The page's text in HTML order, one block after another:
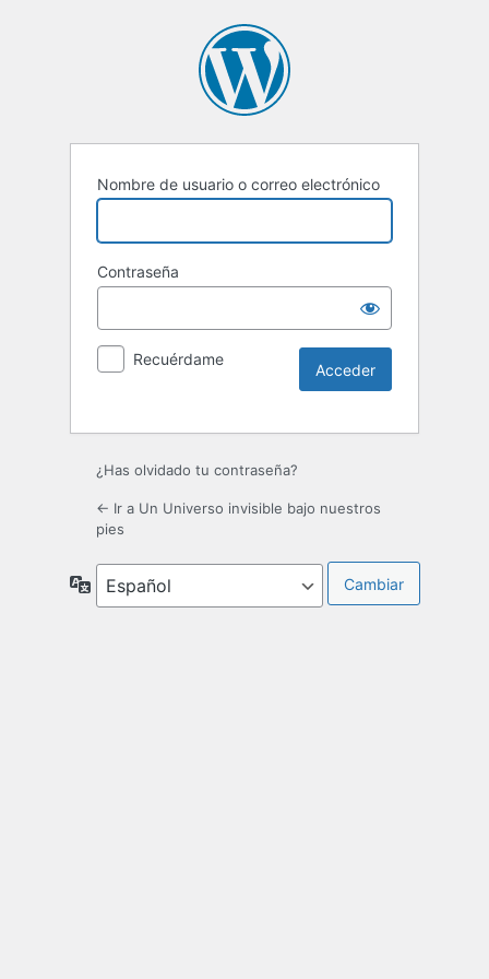
Nombre de usuario o correo electrónico
Contraseña
Recuérdame
¿Has olvidado tu contraseña?
← Ir a Un Universo invisible bajo nuestros
pies
Idioma